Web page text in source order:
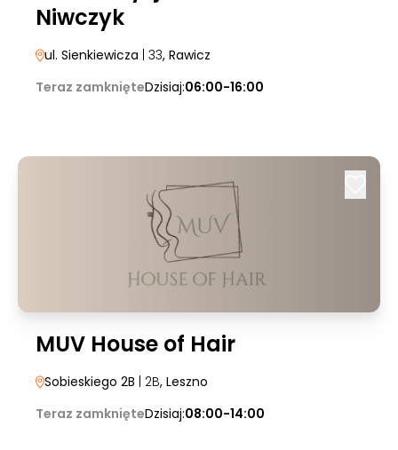
Niwczyk
ul. Sienkiewicza | 33, Rawicz
Teraz zamknięteDzisiaj:06:00-16:00
MUV House of Hair
Sobieskiego 2B | 2B, Leszno
Teraz zamknięteDzisiaj:08:00-14:00